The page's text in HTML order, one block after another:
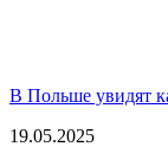
В Польше увидят
19.05.2025